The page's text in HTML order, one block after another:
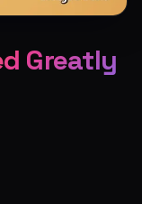
Greatly